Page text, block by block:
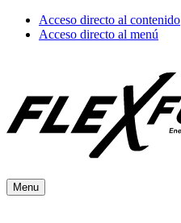
Acceso directo al contenido
Acceso directo al menú
Menu